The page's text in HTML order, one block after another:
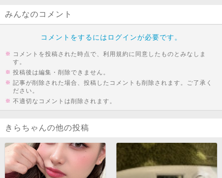
みんなのコメント
コメントをするにはログインが必要です。
コメントを投稿された時点で、利用規約に同意したものとみなしま
す。
投稿後は編集・削除できません。
記事が削除された場合、投稿したコメントも削除されます。ご了承く
ださい。
不適切なコメントは削除されます。
きらちゃんの他の投稿